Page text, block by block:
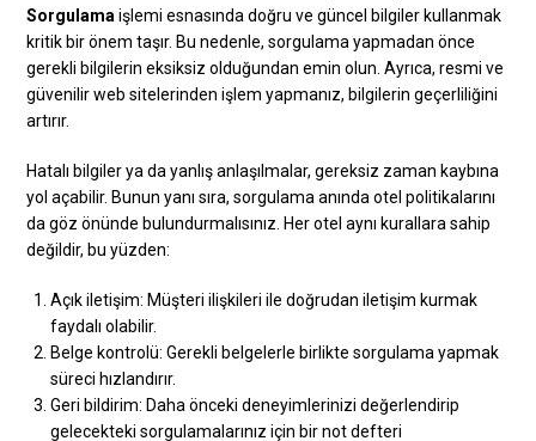
Sorgulama işlemi esnasında doğru ve güncel bilgiler kullanmak
kritik bir önem taşır. Bu nedenle, sorgulama yapmadan önce
gerekli bilgilerin eksiksiz olduğundan emin olun. Ayrıca, resmi ve
güvenilir web sitelerinden işlem yapmanız, bilgilerin geçerliliğini
artırır.
Hatalı bilgiler ya da yanlış anlaşılmalar, gereksiz zaman kaybına
yol açabilir. Bunun yanı sıra, sorgulama anında otel politikalarını
da göz önünde bulundurmalısınız. Her otel aynı kurallara sahip
değildir, bu yüzden:
Açık iletişim: Müşteri ilişkileri ile doğrudan iletişim kurmak
faydalı olabilir.
Belge kontrolü: Gerekli belgelerle birlikte sorgulama yapmak
süreci hızlandırır.
Geri bildirim: Daha önceki deneyimlerinizi değerlendirip
gelecekteki sorgulamalarınız için bir not defteri